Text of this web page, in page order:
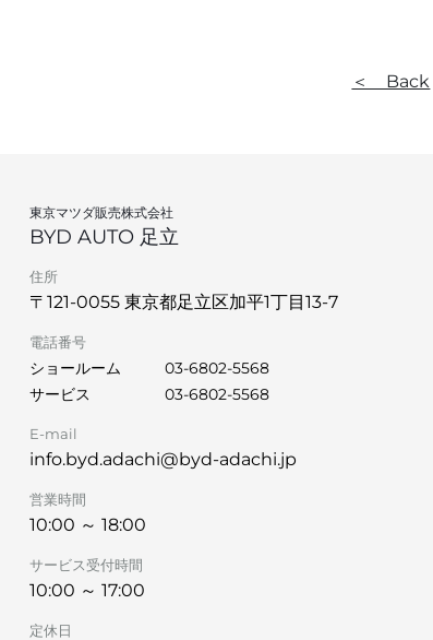
＜ Back
東京マツダ販売株式会社
BYD AUTO 足立
住所
〒121-0055 東京都足立区加平1丁目13‐7
電話番号
ショールーム
03-6802-5568
サービス
03-6802-5568
E-mail
info.byd.adachi@byd-adachi.jp
営業時間
10:00 ～ 18:00
サービス受付時間
10:00 ～ 17:00
定休日